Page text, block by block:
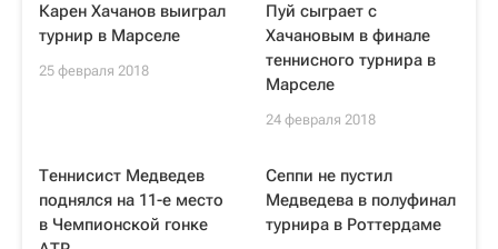
Карен Хачанов выиграл
турнир в Марселе
25 февраля 2018
Пуй сыграет с
Хачановым в финале
теннисного турнира в
Марселе
24 февраля 2018
Теннисист Медведев
поднялся на 11-е место
в Чемпионской гонке
Сеппи не пустил
Медведева в полуфинал
турнира в Роттердаме